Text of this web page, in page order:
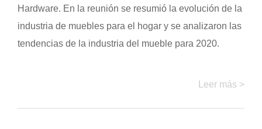
Hardware. En la reunión se resumió la evolución de la
industria de muebles para el hogar y se analizaron las
tendencias de la industria del mueble para 2020.
Leer más >